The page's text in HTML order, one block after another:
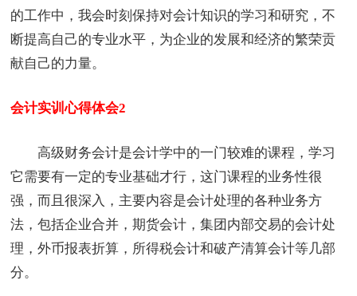
的工作中，我会时刻保持对会计知识的学习和研究，不
断提高自己的专业水平，为企业的发展和经济的繁荣贡
献自己的力量。
会计实训心得体会2
高级财务会计是会计学中的一门较难的课程，学习
它需要有一定的专业基础才行，这门课程的业务性很
强，而且很深入，主要内容是会计处理的各种业务方
法，包括企业合并，期货会计，集团内部交易的会计处
理，外币报表折算，所得税会计和破产清算会计等几部
分。